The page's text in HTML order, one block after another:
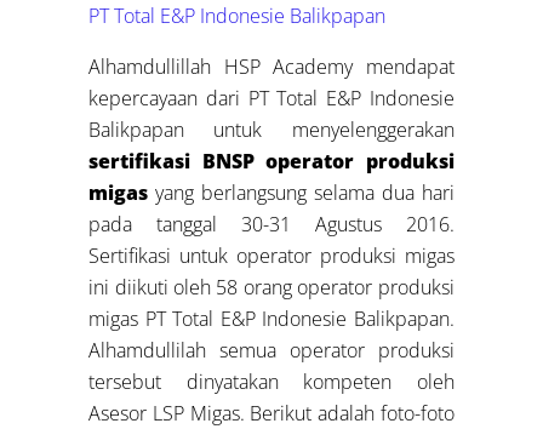
PT Total E&P Indonesie Balikpapan
Alhamdullillah HSP Academy mendapat
kepercayaan dari PT Total E&P Indonesie
Balikpapan untuk menyelenggerakan
sertifikasi BNSP operator produksi
migas yang berlangsung selama dua hari
pada tanggal 30-31 Agustus 2016.
Sertifikasi untuk operator produksi migas
ini diikuti oleh 58 orang operator produksi
migas PT Total E&P Indonesie Balikpapan.
Alhamdullilah semua operator produksi
tersebut dinyatakan kompeten oleh
Asesor LSP Migas. Berikut adalah foto-foto